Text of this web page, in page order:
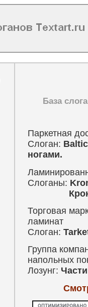
База
Паркетная
Слоган:
ногами.
Слоганы:
Торговая
ламинат
Слоган:
Группа
напольных
Лозунг: